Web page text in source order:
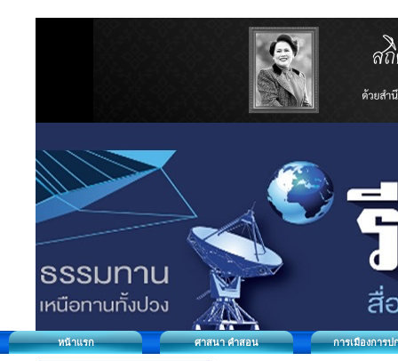
หน้าแรก ศาสนา คำสอน การเมืองการป